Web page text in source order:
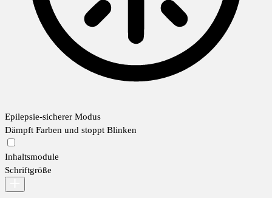
Epilepsie-sicherer Modus
Dämpft Farben und stoppt Blinken
Inhaltsmodule
Schriftgröße